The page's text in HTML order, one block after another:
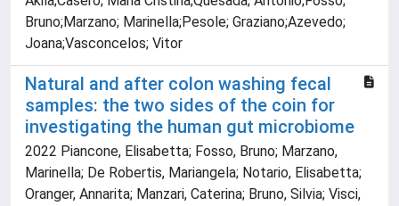
Bruno;Marzano; Marinella;Pesole; Graziano;Azevedo;
Joana;Vasconcelos; Vitor
Natural and after colon washing fecal
samples: the two sides of the coin for
investigating the human gut microbiome
2022 Piancone, Elisabetta; Fosso, Bruno; Marzano,
Marinella; De Robertis, Mariangela; Notario, Elisabetta;
Oranger, Annarita; Manzari, Caterina; Bruno, Silvia; Visci,